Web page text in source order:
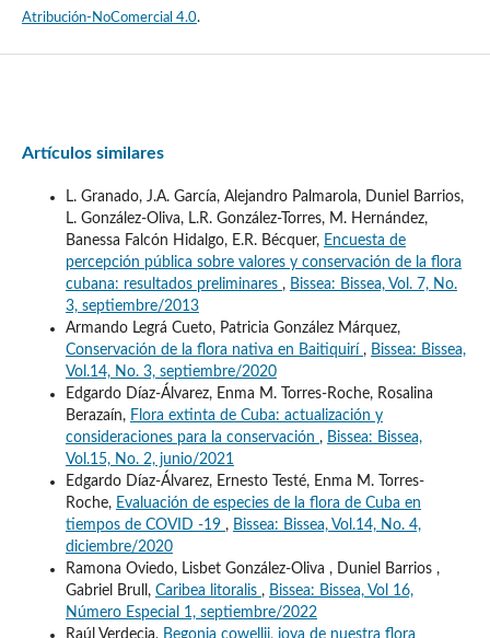
Atribución-NoComercial 4.0.
Artículos similares
L. Granado, J.A. García, Alejandro Palmarola, Duniel Barrios,
L. González-Oliva, L.R. González-Torres, M. Hernández,
Banessa Falcón Hidalgo, E.R. Bécquer, Encuesta de
percepción pública sobre valores y conservación de la flora
cubana: resultados preliminares , Bissea: Bissea, Vol. 7, No.
3, septiembre/2013
Armando Legrá Cueto, Patricia González Márquez,
Conservación de la flora nativa en Baitiquirí , Bissea: Bissea,
Vol.14, No. 3, septiembre/2020
Edgardo Díaz-Álvarez, Enma M. Torres-Roche, Rosalina
Berazaín, Flora extinta de Cuba: actualización y
consideraciones para la conservación , Bissea: Bissea,
Vol.15, No. 2, junio/2021
Edgardo Díaz-Álvarez, Ernesto Testé, Enma M. Torres-
Roche, Evaluación de especies de la flora de Cuba en
tiempos de COVID -19 , Bissea: Bissea, Vol.14, No. 4,
diciembre/2020
Ramona Oviedo, Lisbet González-Oliva , Duniel Barrios ,
Gabriel Brull, Caribea litoralis , Bissea: Bissea, Vol 16,
Número Especial 1, septiembre/2022
Raúl Verdecia, Begonia cowellii, joya de nuestra flora